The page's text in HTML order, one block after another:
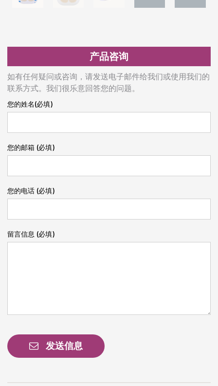
产品咨询
如有任何疑问或咨询，请发送电子邮件给我们或使用我们的
联系方式。我们很乐意回答您的问题。
您的姓名(必填)
您的邮箱 (必填)
您的电话 (必填)
留言信息 (必填)
发送信息